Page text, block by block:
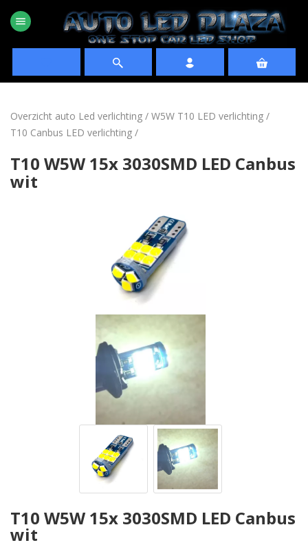
menu
Overzicht auto Led verlichting / W5W T10 LED verlichting /
T10 Canbus LED verlichting /
T10 W5W 15x 3030SMD LED Canbus
wit
T10 W5W 15x 3030SMD LED Canbus
wit